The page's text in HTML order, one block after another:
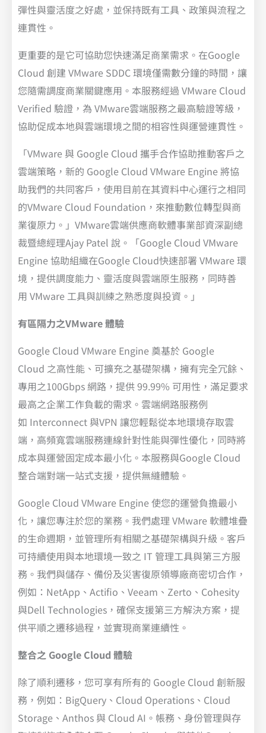
彈性與靈活度之好處，並保持既有工具、政策與流程之
連貫性。
更重要的是它可協助您快速滿足商業需求。在Google
Cloud 創建 VMware SDDC 環境僅需數分鐘的時間，讓
您隨需調度商業關鍵應用。本服務經過 VMware Cloud
Verified 驗證，為 VMware雲端服務之最高驗證等級，
協助促成本地與雲端環境之間的相容性與運營連貫性。
「VMware 與 Google Cloud 攜手合作協助推動客戶之
雲端策略，新的 Google Cloud VMware Engine 將協
助我們的共同客戶，使用目前在其資料中心運行之相同
的VMware Cloud Foundation，來推動數位轉型與商
業復原力。」VMware雲端供應商軟體事業部資深副總
裁暨總經理Ajay Patel 說。「Google Cloud VMware
Engine 協助組織在Google Cloud快速部署 VMware 環
境，提供調度能力、靈活度與雲端原生服務，同時善
用 VMware 工具與訓練之熟悉度與投資。」
有區隔力之VMware 體驗
Google Cloud VMware Engine 奠基於 Google
Cloud 之高性能、可擴充之基礎架構，擁有完全冗餘、
專用之100Gbps 網路，提供 99.99% 可用性，滿足要求
最高之企業工作負載的需求。雲端網路服務例
如 Interconnect 與VPN 讓您輕鬆從本地環境存取雲
端，高頻寬雲端服務連線針對性能與彈性優化，同時將
成本與運營固定成本最小化。本服務與Google Cloud
整合端對端一站式支援，提供無縫體驗。
Google Cloud VMware Engine 使您的運營負擔最小
化，讓您專注於您的業務。我們處理 VMware 軟體堆疊
的生命週期，並管理所有相關之基礎架構與升級。客戶
可持續使用與本地環境一致之 IT 管理工具與第三方服
務。我們與儲存、備份及災害復原領導廠商密切合作，
例如：NetApp、Actifio、Veeam、Zerto、Cohesity
與Dell Technologies，確保支援第三方解決方案，提
供平順之遷移過程，並實現商業連續性。
整合之 Google Cloud 體驗
除了順利遷移，您可享有所有的 Google Cloud 創新服
務，例如：BigQuery、Cloud Operations、Cloud
Storage、Anthos 與 Cloud AI。帳務、身份管理與存